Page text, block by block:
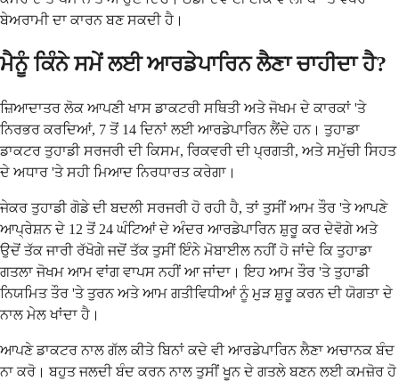
ਬੇਅਰਾਮੀ ਦਾ ਕਾਰਨ ਬਣ ਸਕਦੀ ਹੈ।
ਮੈਨੂੰ ਕਿੰਨੇ ਸਮੇਂ ਲਈ ਆਰਡੇਪਾਰਿਨ ਲੈਣਾ ਚਾਹੀਦਾ ਹੈ?
ਜ਼ਿਆਦਾਤਰ ਲੋਕ ਆਪਣੀ ਖਾਸ ਡਾਕਟਰੀ ਸਥਿਤੀ ਅਤੇ ਜੋਖਮ ਦੇ ਕਾਰਕਾਂ 'ਤੇ
ਨਿਰਭਰ ਕਰਦਿਆਂ, 7 ਤੋਂ 14 ਦਿਨਾਂ ਲਈ ਆਰਡੇਪਾਰਿਨ ਲੈਂਦੇ ਹਨ। ਤੁਹਾਡਾ
ਡਾਕਟਰ ਤੁਹਾਡੀ ਸਰਜਰੀ ਦੀ ਕਿਸਮ, ਰਿਕਵਰੀ ਦੀ ਪ੍ਰਗਤੀ, ਅਤੇ ਸਮੁੱਚੀ ਸਿਹਤ
ਦੇ ਅਧਾਰ 'ਤੇ ਸਹੀ ਮਿਆਦ ਨਿਰਧਾਰਤ ਕਰੇਗਾ।
ਜੇਕਰ ਤੁਹਾਡੀ ਗੋਡੇ ਦੀ ਬਦਲੀ ਸਰਜਰੀ ਹੋ ਰਹੀ ਹੈ, ਤਾਂ ਤੁਸੀਂ ਆਮ ਤੌਰ 'ਤੇ ਆਪਣੇ
ਆਪ੍ਰੇਸ਼ਨ ਦੇ 12 ਤੋਂ 24 ਘੰਟਿਆਂ ਦੇ ਅੰਦਰ ਆਰਡੇਪਾਰਿਨ ਸ਼ੁਰੂ ਕਰ ਦੇਵੋਗੇ ਅਤੇ
ਉਦੋਂ ਤੱਕ ਜਾਰੀ ਰੱਖੋਗੇ ਜਦੋਂ ਤੱਕ ਤੁਸੀਂ ਇੰਨੇ ਮੋਬਾਈਲ ਨਹੀਂ ਹੋ ਜਾਂਦੇ ਕਿ ਤੁਹਾਡਾ
ਗਤਲਾ ਜੋਖਮ ਆਮ ਵਾਂਗ ਵਾਪਸ ਨਹੀਂ ਆ ਜਾਂਦਾ। ਇਹ ਆਮ ਤੌਰ 'ਤੇ ਤੁਹਾਡੀ
ਨਿਯਮਿਤ ਤੌਰ 'ਤੇ ਤੁਰਨ ਅਤੇ ਆਮ ਗਤੀਵਿਧੀਆਂ ਨੂੰ ਮੁੜ ਸ਼ੁਰੂ ਕਰਨ ਦੀ ਯੋਗਤਾ ਦੇ
ਨਾਲ ਮੇਲ ਖਾਂਦਾ ਹੈ।
ਆਪਣੇ ਡਾਕਟਰ ਨਾਲ ਗੱਲ ਕੀਤੇ ਬਿਨਾਂ ਕਦੇ ਵੀ ਆਰਡੇਪਾਰਿਨ ਲੈਣਾ ਅਚਾਨਕ ਬੰਦ
ਨਾ ਕਰੋ। ਬਹੁਤ ਜਲਦੀ ਬੰਦ ਕਰਨ ਨਾਲ ਤੁਸੀਂ ਖੂਨ ਦੇ ਗਤਲੇ ਬਣਨ ਲਈ ਕਮਜ਼ੋਰ ਹੋ